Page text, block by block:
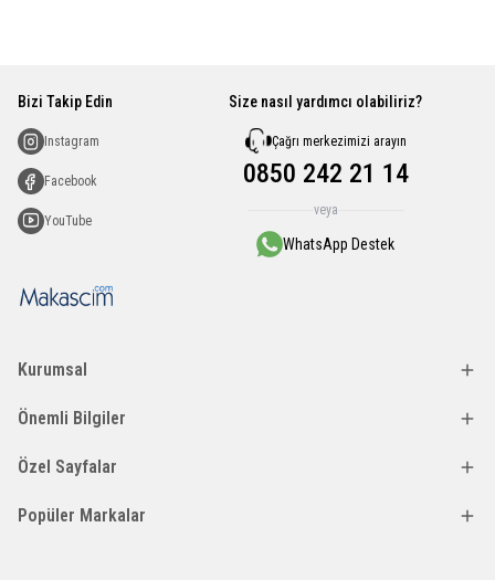
Kurumsal
Önemli Bilgiler
Özel Sayfalar
Popüler Markalar
Bizi Takip Edin
Instagram
Facebook
YouTube
Size nasıl yardımcı olabiliriz?
Çağrı merkezimizi arayın
0850 242 21 14
veya
WhatsApp Destek